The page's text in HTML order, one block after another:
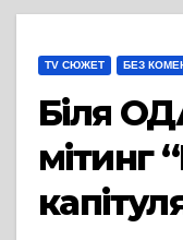
TV СЮЖЕТ БЕЗ
Біля
мітинг